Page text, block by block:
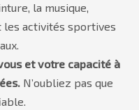
la musique,
les activités sportives
et votre capacité à
N’oubliez pas que